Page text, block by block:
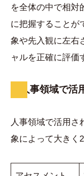
を全体の中で相対
に把握することが
象や先入観に左右
ャルを正確に評価
人事領域で活
人事領域で活用さ
象によって大きく